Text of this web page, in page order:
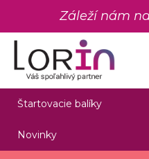
Záleží nám
Štartovacie balíky
Novinky